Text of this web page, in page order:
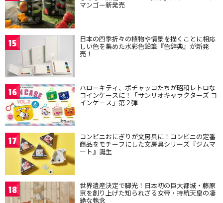
マンゴー新発売
15 日本の四季折々の植物や情景を描くことに相応
しい色を集めた水彩色鉛筆『色辞典』が新発
売！
16 ハローキティ、ポチャッコたちが昭和レトロな
コインケースに！「サンリオキャラクターズ コ
インケース」第２弾
17 コンビニおにぎりが文房具に！コンビニの定番
商品をモチーフにした文房具シリーズ『ジムマ
ート』誕生
18 世界遺産決定で脚光！日本初の巨大都城・藤原
京を創り上げた知られざる女帝・持統天皇の凄
絶な執念